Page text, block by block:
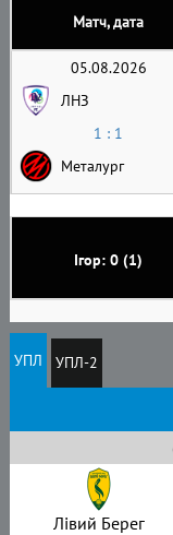
Матч, дата
Ігор: 0 (1)
05.08.2026
ЛНЗ
1 : 1
Металург
УПЛ УПЛ-2
Лівий Берег